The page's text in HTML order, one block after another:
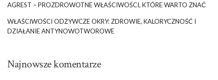
AGREST – PROZDROWOTNE WŁAŚCIWOŚCI, KTÓRE WARTO ZNAĆ
WŁAŚCIWOŚCI ODŻYWCZE OKRY: ZDROWIE, KALORYCZNOŚĆ I
DZIAŁANIE ANTYNOWOTWOROWE
Najnowsze komentarze